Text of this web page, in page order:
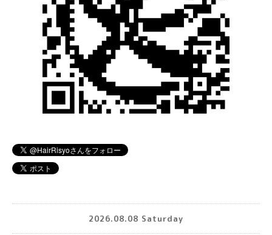
2026.08.08 Saturday